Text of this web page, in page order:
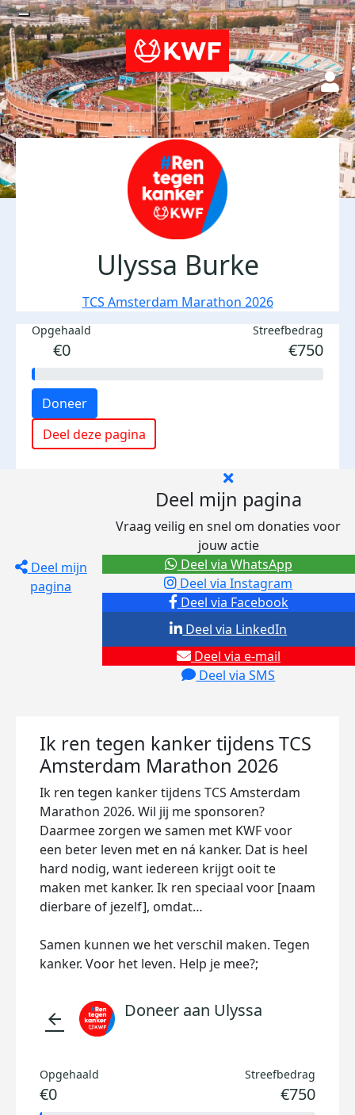
Ulyssa Burke
TCS Amsterdam Marathon 2026
Opgehaald
€0
Streefbedrag
€750
Doneer
Deel deze pagina
Deel mijn
pagina
Deel mijn pagina
Vraag veilig en snel om donaties voor
jouw actie
Deel via Facebook
Deel via Instagram
Deel via e-mail
Deel via SMS
Deel via LinkedIn
Deel via WhatsApp
Ik ren tegen kanker tijdens TCS
Amsterdam Marathon 2026
Ik ren tegen kanker tijdens TCS Amsterdam
Marathon 2026. Wil jij me sponsoren?
Daarmee zorgen we samen met KWF voor
een beter leven met en ná kanker. Dat is heel
hard nodig, want iedereen krijgt ooit te
maken met kanker. Ik ren speciaal voor [naam
dierbare of jezelf], omdat…
Samen kunnen we het verschil maken. Tegen
kanker. Voor het leven. Help je mee?;
arrow_back Doneer aan Ulyssa
Opgehaald
€0
Streefbedrag
€750